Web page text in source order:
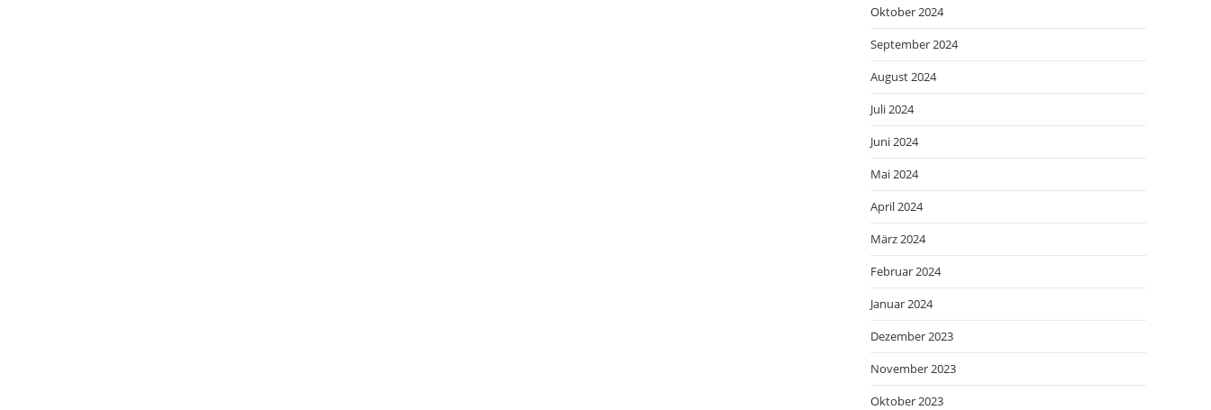
Oktober 2024
September 2024
August 2024
Juli 2024
Juni 2024
Mai 2024
April 2024
März 2024
Februar 2024
Januar 2024
Dezember 2023
November 2023
Oktober 2023